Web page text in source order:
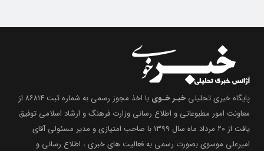
پایگاه خبری تحلیلی خبـر خـوی
با اخذ مجوز رسمی به شماره ثبت ۸۶۸۱۴ از
معاونت امور مطبوعاتی و اطلاع رسانی وزارت فرهنگ و ارشاد اسلامی توفیق
یافت از ۲۰ مرداد ماه سال ۱۳۹۹ با صاحب امتیازی و مدیر مسئولی آقای
امیرعلی موسوی بصورت رسمی به فعالیت های خبری ، اطلاع رسانی و